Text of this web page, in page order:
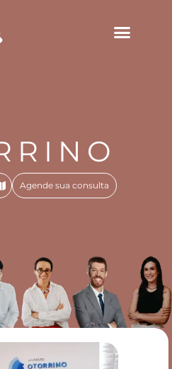
Agende sua consulta